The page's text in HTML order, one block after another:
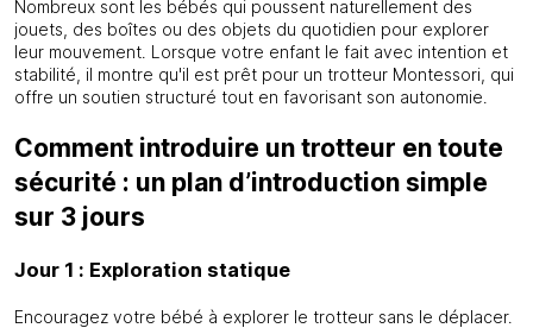
Nombreux sont les bébés qui poussent naturellement des
jouets, des boîtes ou des objets du quotidien pour explorer
leur mouvement. Lorsque votre enfant le fait avec intention et
stabilité, il montre qu'il est prêt pour un trotteur Montessori, qui
offre un soutien structuré tout en favorisant son autonomie.
Comment introduire un trotteur en toute
sécurité : un plan d’introduction simple
sur 3 jours
Jour 1 : Exploration statique
Encouragez votre bébé à explorer le trotteur sans le déplacer.